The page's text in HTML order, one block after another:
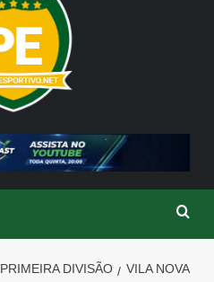
PRIMEIRA DIVISÃO
VILA NOVA